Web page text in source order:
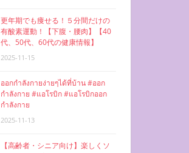
更年期でも痩せる！５分間だけの
有酸素運動！【下腹・腰肉】【40
代、50代、60代の健康情報】
2025-11-15
ออกกำลังกายง่ายๆได้ที่บ้าน #ออก
กำลังกาย #แอโรบิก #แอโรบิกออก
กำลังกาย
2025-11-13
【高齢者・シニア向け】楽しくソ